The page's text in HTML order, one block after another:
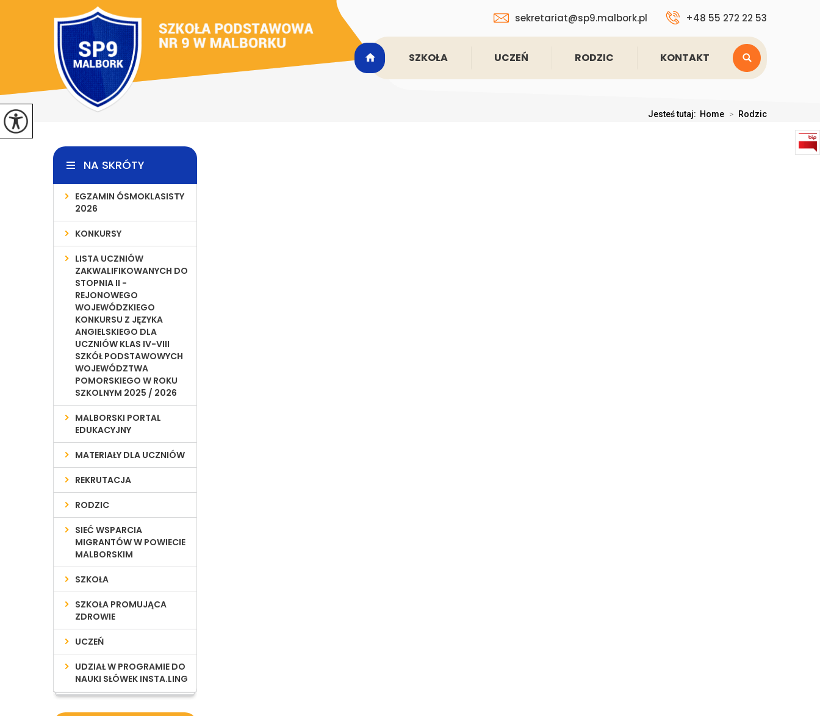
sekretariat@sp9.malbork.pl +48 55 272 22 53
SZKOŁA UCZEŃ RODZIC KONTAKT
Jesteś tutaj: Home > Rodzic
NA SKRÓTY
EGZAMIN ÓSMOKLASISTY
2026
KONKURSY
LISTA UCZNIÓW
ZAKWALIFIKOWANYCH DO
STOPNIA II -
REJONOWEGO
WOJEWÓDZKIEGO
KONKURSU Z JĘZYKA
ANGIELSKIEGO DLA
UCZNIÓW KLAS IV-VIII
SZKÓŁ PODSTAWOWYCH
WOJEWÓDZTWA
POMORSKIEGO W ROKU
SZKOLNYM 2025 / 2026
MALBORSKI PORTAL
EDUKACYJNY
MATERIAŁY DLA UCZNIÓW
REKRUTACJA
RODZIC
SIEĆ WSPARCIA
MIGRANTÓW W POWIECIE
MALBORSKIM
SZKOŁA
SZKOŁA PROMUJĄCA
ZDROWIE
UCZEŃ
UDZIAŁ W PROGRAMIE DO
NAUKI SŁÓWEK INSTA.LING